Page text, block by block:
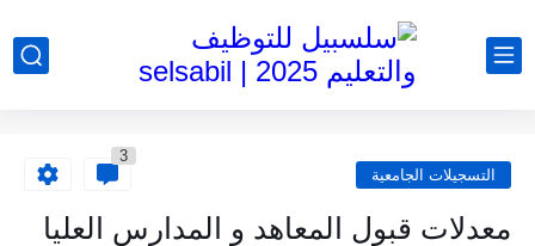
التسجيلات الجامعية
3
معدلات قبول المعاهد و المدارس العليا